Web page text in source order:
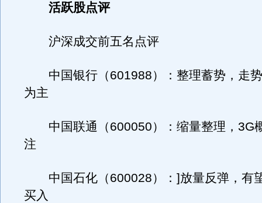
活跃股点评
沪深成交前五名点评
中国银行（601988）：整理蓄势，走
为主
中国联通（600050）：缩量整理，3G
注
中国石化（600028）：]放量反弹，有
买入